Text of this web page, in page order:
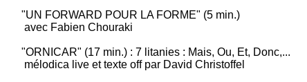
"UN FORWARD POUR LA FORME" (5 min.)
avec Fabien Chouraki
"ORNICAR" (17 min.) : 7 litanies : Mais, Ou, Et, Donc,...
mélodica live et texte off par David Christoffel